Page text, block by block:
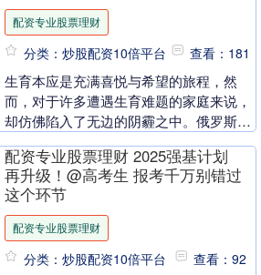
配资专业股票理财
分类：炒股配资10倍平台 查看：181
生育本应是充满喜悦与希望的旅程，然
而，对于许多遭遇生育难题的家庭来说，
却仿佛陷入了无边的阴霾之中。俄罗斯
力量，为这些家庭驱散....
配资专业股票理财 2025强基计划
再升级！@高考生 报考千万别错过
这个环节
配资专业股票理财
分类：炒股配资10倍平台 查看：92